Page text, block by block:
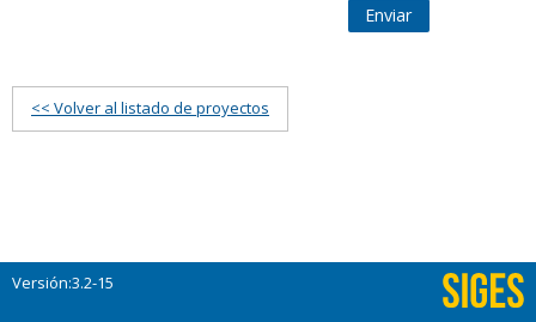
Enviar
<< Volver al listado de proyectos
Versión:3.2-15